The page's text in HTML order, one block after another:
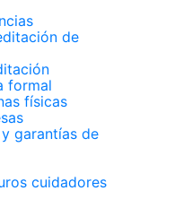
de
formal
físicas
garantías de
cuidadores